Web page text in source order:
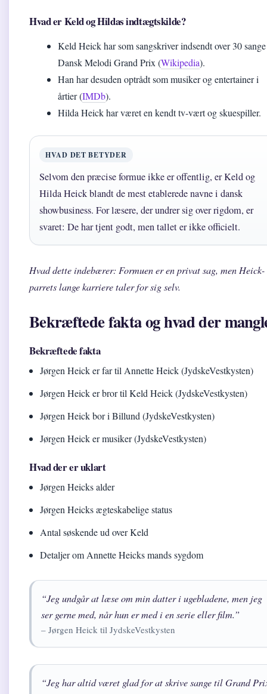
Hvad er Keld og Hildas indtægtskilde?
Keld Heick har som sangskriver indsendt over 30
Dansk Melodi Grand Prix (Wikipedia).
Han har desuden optrådt som musiker og entertainer i
årtier (IMDb).
Hilda Heick har været en kendt tv-vært og skuespiller.
HVAD DET BETYDER
Selvom den præcise formue ikke er offentlig, er Keld og
Hilda Heick blandt de mest etablerede navne i dansk
showbusiness. For læsere, der undrer sig over rigdom, er
svaret: De har tjent godt, men tallet er ikke officielt.
Hvad dette indebærer: Formuen er en privat sag, men Heick-
parrets lange karriere taler for sig selv.
Bekræftede fakta og hvad der
Bekræftede fakta
Jørgen Heick er far til Annette Heick (JydskeVestkysten)
Jørgen Heick er bror til Keld Heick (JydskeVestkysten)
Jørgen Heick bor i Billund (JydskeVestkysten)
Jørgen Heick er musiker (JydskeVestkysten)
Hvad der er uklart
Jørgen Heicks alder
Jørgen Heicks ægteskabelige status
Antal søskende ud over Keld
Detaljer om Annette Heicks mands sygdom
“Jeg undgår at læse om min datter i ugebladene, men jeg
ser gerne med, når hun er med i en serie eller film.”
– Jørgen Heick til JydskeVestkysten
“Jeg har altid været glad for at skrive sange til Grand